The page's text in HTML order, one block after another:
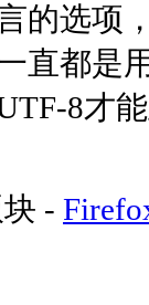
的选项
直都是
8才
-